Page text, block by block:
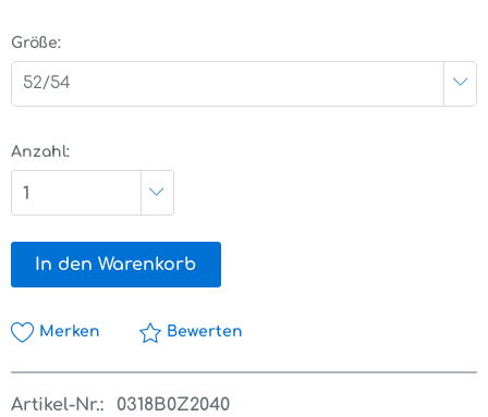
Größe:
52/54
Anzahl:
1
In den Warenkorb
Merken Bewerten
Artikel-Nr.: 0318B0Z2040